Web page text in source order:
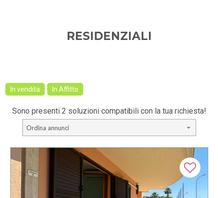
RESIDENZIALI
In vendita In Affitto
Sono presenti 2 soluzioni compatibili con la tua richiesta!
Ordina annunci